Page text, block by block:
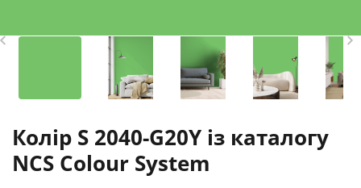
Колір S 2040-G20Y із каталогу
NCS Colour System